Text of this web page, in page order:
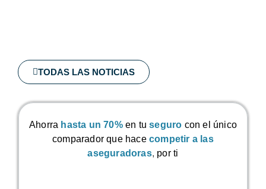
TODAS LAS NOTICIAS
Ahorra hasta un 70% en tuseguro con el único
comparador que hace competir a las
aseguradoras, por ti